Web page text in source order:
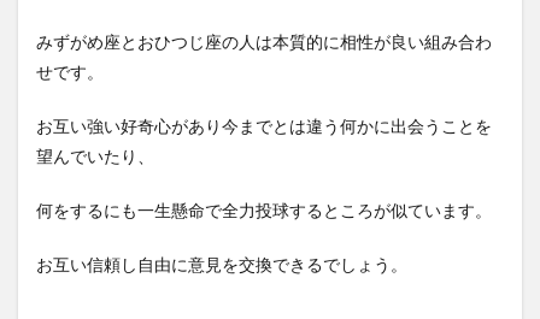
みずがめ座とおひつじ座の人は本質的に相性が良い組み合わ
せです。
お互い強い好奇心があり今までとは違う何かに出会うことを
望んでいたり、
何をするにも一生懸命で全力投球するところが似ています。
お互い信頼し自由に意見を交換できるでしょう。